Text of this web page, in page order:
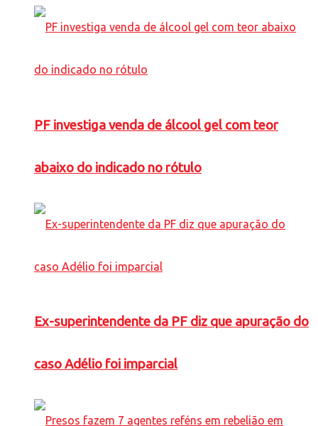
PF investiga venda de álcool gel com teor
abaixo do indicado no rótulo
Ex-superintendente da PF diz que apuração do
caso Adélio foi imparcial